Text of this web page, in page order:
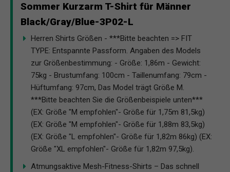
Sommer Kurzarm T-Shirt für Männer
Black/Gray/Blue-3P02-L
Herren Shirts Größen - ***Bitte beachten => FIT
TYPE: Entspannte Passform. Angaben des Models
zur Größenbestimmung: - Größe: 1,86m - Gewicht:
75kg - Brustumfang: 100cm - Taillenumfang: 79cm -
Hüftumfang: 97cm, Das Model trägt Größe M.
***Bitte beachten Sie die Größenbeispiele unten***
(EX: Größe "M empfohlen"- Größe für 1,75m 81,5kg)
(EX: Größe "M empfohlen"- Größe für 1,88m 83,5kg)
(EX: Größe "L empfohlen"- Größe für 1,82m 86kg) (EX:
Größe "XL empfohlen"- Größe für 1,82m 97,5kg).
Atmungsaktive Mesh-Fitness-Shirts – Das schnell